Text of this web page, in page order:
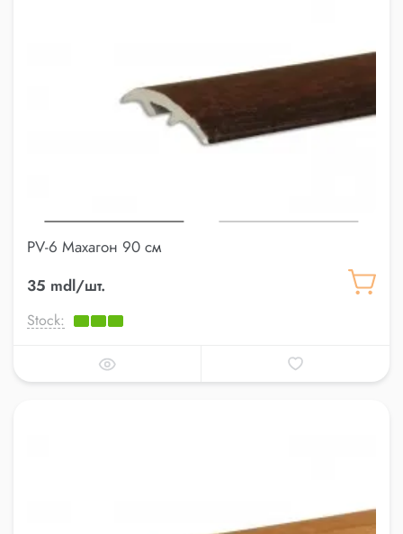
PV-6 Махагон 90 см
35 mdl/шт.
Stock: